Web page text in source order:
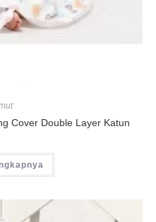
Cover Double Layer Katun